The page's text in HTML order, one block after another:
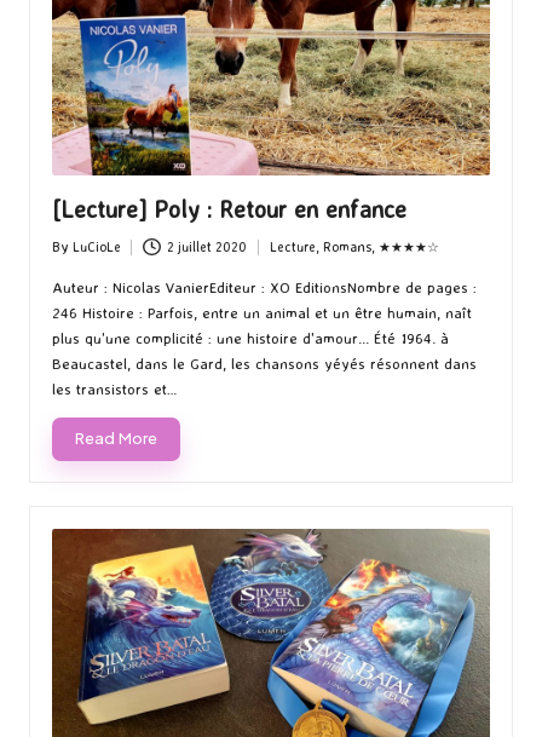
[Lecture] Poly : Retour en enfance
Posted
by
By LuCioLe 2 juillet 2020
in
Lecture, Romans, ★★★★☆
Auteur : Nicolas VanierEditeur : XO EditionsNombre de pages :
246 Histoire : Parfois, entre un animal et un être humain, naît
plus qu'une complicité : une histoire d'amour... Été 1964. à
Beaucastel, dans le Gard, les chansons yéyés résonnent dans
les transistors et…
Read More